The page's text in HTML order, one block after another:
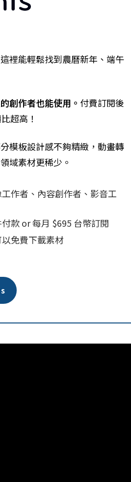
裡能輕鬆找到農曆新年、端午
創作者也能使用。 付費訂閱後
超高！
模板設計感不夠精緻，動畫轉
域素材更稀少。
作者、內容創作者、影音工
款 or 每月 $695 台幣訂閱
免費下載素材